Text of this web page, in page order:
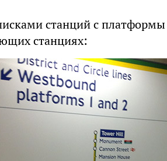
станций с
станциях: